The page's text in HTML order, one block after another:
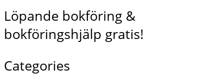
Löpande bokföring &
bokföringshjälp gratis!
Categories